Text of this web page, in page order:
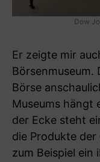
Dow
Er zeigte mir
Börsenmuseum.
Börse
Museums hängt
der Ecke steht
die Produkte
zum Beispiel ein